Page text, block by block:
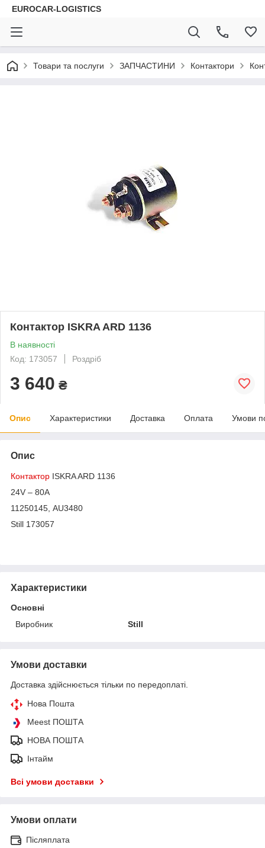
EUROCAR-LOGISTICS
Товари та послуги ЗАПЧАСТИНИ Контактори
Контактор ISKRA ARD 1136
В наявності
Код: 173057
Роздріб
3 640 ₴
Опис Характеристики Доставка Оплата Умови
Опис
Контактор ISKRA ARD 1136
24V – 80A
11250145, AU3480
Still 173057
Характеристики
Основні
Виробник
Still
Умови доставки
Доставка здійснюється тільки по передоплаті.
Нова Пошта
Meest ПОШТА
НОВА ПОШТА
Інтайм
Всі умови доставки
Умови оплати
Післяплата